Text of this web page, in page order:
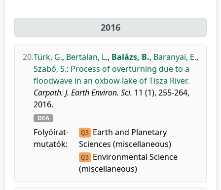
2016
20.Türk, G., Bertalan, L., Balázs, B., Baranyai, E.,
Szabó, S.: Process of overturning due to a
floodwave in an oxbow lake of Tisza River.
Carpath. J. Earth Environ. Sci. 11 (1), 255-264,
2016.
DEA
Folyóirat-
mutatók:
Q3 Earth and Planetary
Sciences (miscellaneous)
Q3 Environmental Science
(miscellaneous)